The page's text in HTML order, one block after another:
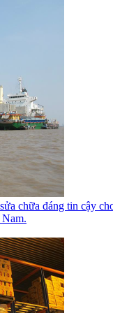
chữa đáng tin cậy